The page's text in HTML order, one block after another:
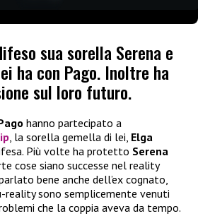
sua sorella Serena e
ha con Pago. Inoltre ha
sul loro futuro.
hanno partecipato a
, la sorella gemella di lei, Elga
Più volte ha protetto Serena
cose siano successe nel reality
bene anche dell’ex cognato,
reality sono semplicemente venuti
che la coppia aveva da tempo.